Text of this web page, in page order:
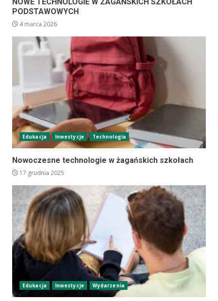
PODSTAWOWYCH
4 marca 2026
Edukacja Inwestycje Technologia
Nowoczesne technologie w żagańskich szkołach
17 grudnia 2025
Edukacja Inwestycje Wydarzenia